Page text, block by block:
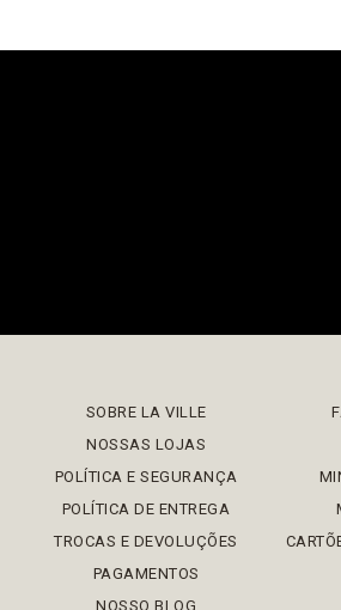
SOBRE LA VILLE
NOSSAS LOJAS
POLÍTICA E SEGURANÇA
POLÍTICA DE ENTREGA
TROCAS E DEVOLUÇÕES
PAGAMENTOS
NOSSO BLOG